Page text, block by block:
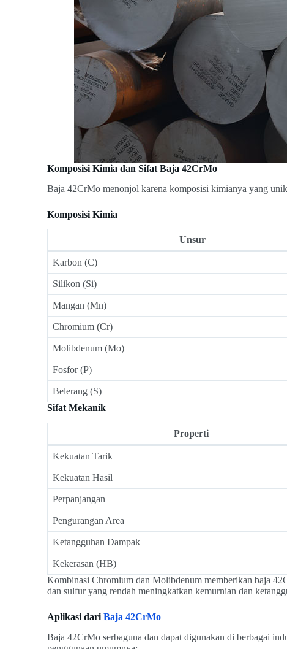
Komposisi Kimia dan Sifat Baja 42CrMo
Baja 42CrMo menonjol karena komposisi kimianya yang
Komposisi Kimia
Unsur
Karbon (C)
Silikon (Si)
Mangan (Mn)
Chromium (Cr)
Molibdenum (Mo)
Fosfor (P)
Belerang (S)
Sifat Mekanik
Properti
Kekuatan Tarik
Kekuatan Hasil
Perpanjangan
Pengurangan Area
Ketangguhan Dampak
Kekerasan (HB)
Kombinasi Chromium dan Molibdenum memberikan baja
dan sulfur yang rendah meningkatkan kemurnian dan
Aplikasi dariBaja 42CrMo
Baja 42CrMo serbaguna dan dapat digunakan di berbagai